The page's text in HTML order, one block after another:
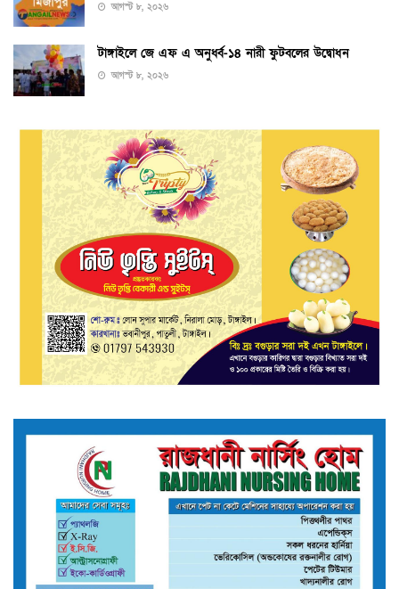
আগস্ট ৮, ২০২৬
টাঙ্গাইলে জে এফ এ অনুর্ধ্ব-১৪ নারী ফুটবলের উদ্বোধন
আগস্ট ৮, ২০২৬